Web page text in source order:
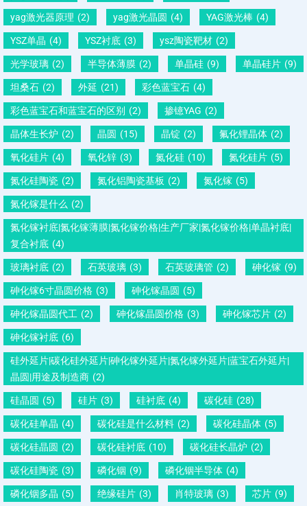
yag激光器原理 (2) yag激光晶圆 (4) YAG激光棒 (4)
YSZ单晶 (4) YSZ衬底 (3) ysz陶瓷靶材 (2)
光学玻璃 (2) 半导体薄膜 (2) 单晶硅 (9) 单晶硅片 (9)
坦桑石 (2) 外延 (21) 彩色蓝宝石 (4)
彩色蓝宝石和蓝宝石的区别 (2) 掺镱YAG (2)
晶体生长炉 (2) 晶圆 (15) 晶锭 (2) 氟化锂晶体 (2)
氧化硅片 (4) 氧化锌 (3) 氮化硅 (10) 氮化硅片 (5)
氮化硅陶瓷 (2) 氮化铝陶瓷基板 (2) 氮化镓 (5)
氮化镓是什么 (2)
氮化镓衬底|氮化镓薄膜|氮化镓价格|生产厂家|氮化镓价格|单晶衬底|
复合衬底 (4)
玻璃衬底 (2) 石英玻璃 (3) 石英玻璃管 (2) 砷化镓 (9)
砷化镓6寸晶圆价格 (3) 砷化镓晶圆 (5)
砷化镓晶圆代工 (2) 砷化镓晶圆价格 (3) 砷化镓芯片 (2)
砷化镓衬底 (6)
硅外延片|碳化硅外延片|砷化镓外延片|氮化镓外延片|蓝宝石外延片|
晶圆|用途及制造商 (2)
硅晶圆 (5) 硅片 (3) 硅衬底 (4) 碳化硅 (28)
碳化硅单晶 (4) 碳化硅是什么材料 (2) 碳化硅晶体 (5)
碳化硅晶圆 (2) 碳化硅衬底 (10) 碳化硅长晶炉 (2)
碳化硅陶瓷 (3) 磷化铟 (9) 磷化铟半导体 (4)
磷化铟多晶 (5) 绝缘硅片 (3) 肖特玻璃 (3) 芯片 (9)